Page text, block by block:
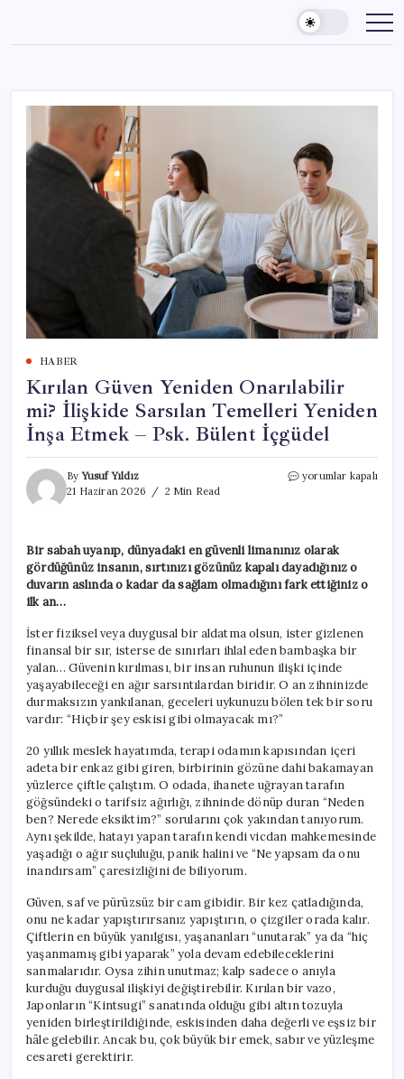
content
HABER
Kırılan Güven Yeniden Onarılabilir
mi? İlişkide Sarsılan Temelleri Yeniden
İnşa Etmek – Psk. Bülent İçgüdel
ByYusuf Yıldız
21 Haziran 2026
2 Min Read
Kırılan
İlişkide
Sarsılan
Temelleri
Etmek
–
Psk.
Bülent
İçgüdel
için
yorumlar kapalı
Bir sabah uyanıp, dünyadaki en güvenli limanınız olarak
gördüğünüz insanın, sırtınızı gözünüz kapalı dayadığınız o
duvarın aslında o kadar da sağlam olmadığını fark ettiğiniz o
ilk an…
İster fiziksel veya duygusal bir aldatma olsun, ister gizlenen
finansal bir sır, isterse de sınırları ihlal eden bambaşka bir
yalan… Güvenin kırılması, bir insan ruhunun ilişki içinde
yaşayabileceği en ağır sarsıntılardan biridir. O an zihninizde
durmaksızın yankılanan, geceleri uykunuzu bölen tek bir soru
vardır: “Hiçbir şey eskisi gibi olmayacak mı?”
20 yıllık meslek hayatımda, terapi odamın kapısından içeri
adeta bir enkaz gibi giren, birbirinin gözüne dahi bakamayan
yüzlerce çiftle çalıştım. O odada, ihanete uğrayan tarafın
göğsündeki o tarifsiz ağırlığı, zihninde dönüp duran “Neden
ben? Nerede eksiktim?” sorularını çok yakından tanıyorum.
Aynı şekilde, hatayı yapan tarafın kendi vicdan mahkemesinde
yaşadığı o ağır suçluluğu, panik halini ve “Ne yapsam da onu
inandırsam” çaresizliğini de biliyorum.
Güven, saf ve pürüzsüz bir cam gibidir. Bir kez çatladığında,
onu ne kadar yapıştırırsanız yapıştırın, o çizgiler orada kalır.
Çiftlerin en büyük yanılgısı, yaşananları “unutarak” ya da “hiç
yaşanmamış gibi yaparak” yola devam edebileceklerini
sanmalarıdır. Oysa zihin unutmaz; kalp sadece o anıyla
kurduğu duygusal ilişkiyi değiştirebilir. Kırılan bir vazo,
Japonların “Kintsugi” sanatında olduğu gibi altın tozuyla
yeniden birleştirildiğinde, eskisinden daha değerli ve eşsiz bir
hâle gelebilir. Ancak bu, çok büyük bir emek, sabır ve yüzleşme
cesareti gerektirir.